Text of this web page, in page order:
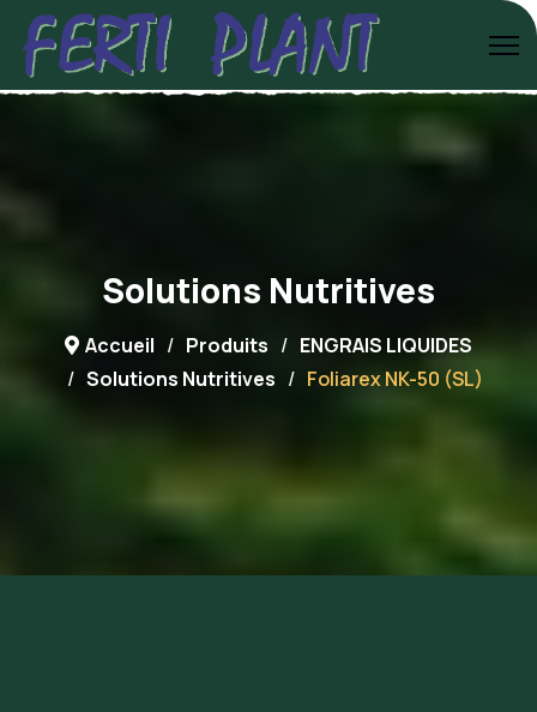
Solutions Nutritives
Accueil Produits
ENGRAIS LIQUIDES
Solutions Nutritives
Foliarex NK-50 (SL)